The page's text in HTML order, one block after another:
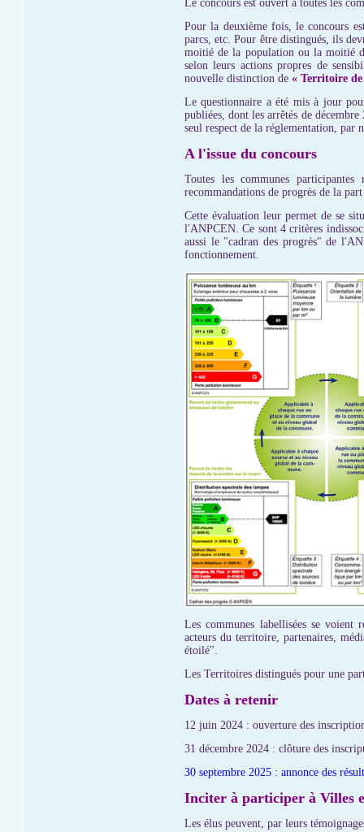
Le concours est ouvert à toutes les
Pour la deuxième fois, le concours
parcs, etc. Pour être distingués, ils
moitié de la population ou la moitié
selon leurs actions propres de
nouvelle distinction de « Territoire de
Le questionnaire a été mis à jour
publiées, dont les arrêtés de
seul respect de la réglementation, par
A l'issue du concours
Toutes les communes
recommandations de progrès de la
Cette évaluation leur permet de se
l'ANPCEN. Ce sont 4 critères
aussi le "cadran des progrès" de
fonctionnement.
Les communes labellisées se
acteurs du territoire, partenaires,
étoilé".
Les Territoires distingués pour une
Dates à retenir
12 juin 2024 : ouverture des
31 décembre 2024 : clôture des
30 septembre 2025 : annonce des
Inciter à participer à Villes
Les élus peuvent, par leurs